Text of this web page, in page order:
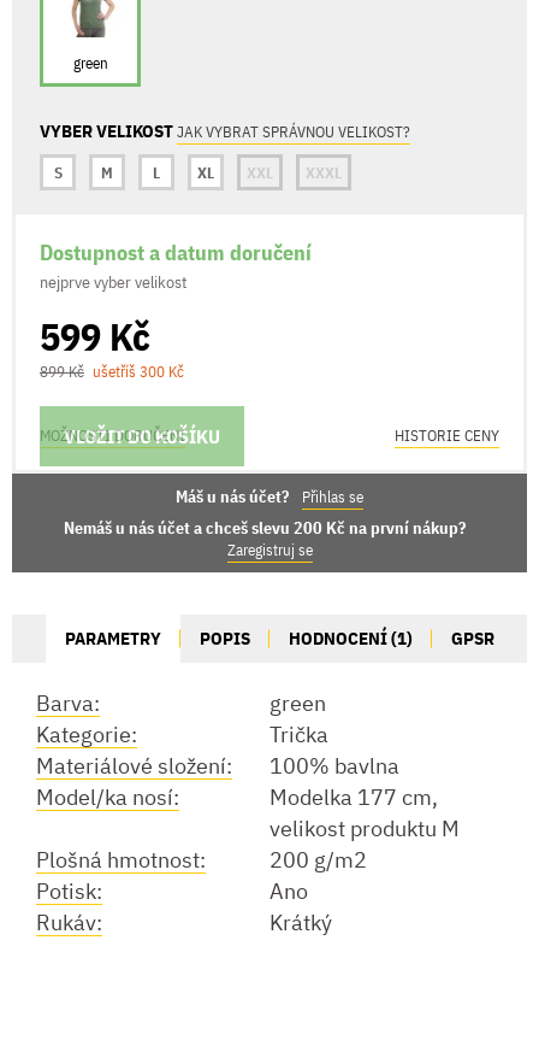
green
VYBER VELIKOSTJAK VYBRAT SPRÁVNOU VELIKOST?
S
M L XL XXL XXXL
Dostupnost a datum doručení
nejprve vyber velikost
599 Kč
899 Kč ušetříš 300 Kč
VLOŽIT DO KOŠÍKU
MOŽNOSTI DORUČENÍ HISTORIE CENY
Máš u nás účet? Přihlas se
Nemáš u nás účet a chceš slevu 200 Kč na první nákup?
Zaregistruj se
PARAMETRY POPIS HODNOCENÍ (1) GPSR
Barva:
green
Kategorie:
Trička
Materiálové složení:
100% bavlna
Model/ka nosí:
Modelka 177 cm,
velikost produktu M
Plošná hmotnost:
200 g/m2
Potisk:
Ano
Rukáv:
Krátký